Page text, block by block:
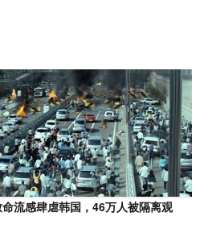
命流感肆虐韩国，46万人被隔离观